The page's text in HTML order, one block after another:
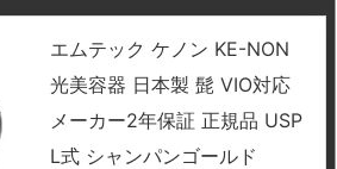
エムテック ケノン KE-NON
光美容器 日本製 髭 VIO対応
メーカー2年保証 正規品 USP
L式 シャンパンゴールド